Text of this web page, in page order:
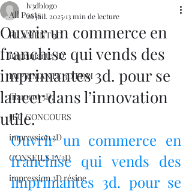
All Posts
FILAMENT 3D
imprimante 3D,
IMPRIMANTE 3D FDM
filament 3D,
JEU CONCOURS
impression 3D
CONSEILS LV3D
impression 3D résine
Ouvrir un commerce en
franchise qui vends des
imprimantes 3d. pour se
lancer dans l’innovation
utile.
lv3dblog0
26 juil. 202513 min de lecture
Ouvrir un commerce en
franchise qui vends des
imprimantes 3d. pour se